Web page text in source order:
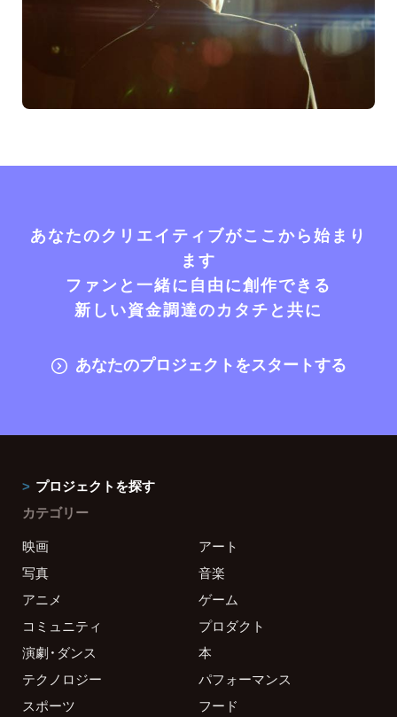
あなたのクリエイティブがここから始まり
ます
ファンと一緒に自由に創作できる
新しい資金調達のカタチと共に
あなたのプロジェクトをスタートする
プロジェクトを探す
カテゴリー
映画
アート
写真
音楽
アニメ
ゲーム
コミュニティ
プロダクト
演劇・ダンス
本
テクノロジー
パフォーマンス
スポーツ
フード